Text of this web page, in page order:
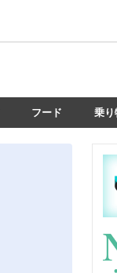
フード 乗り